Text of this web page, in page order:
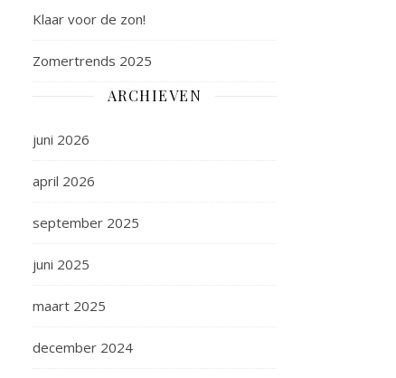
Klaar voor de zon!
Zomertrends 2025
ARCHIEVEN
juni 2026
april 2026
september 2025
juni 2025
maart 2025
december 2024